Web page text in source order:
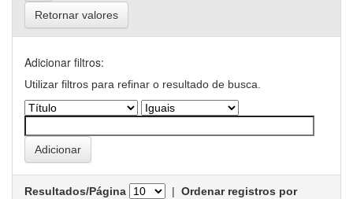
Retornar valores
Adicionar filtros:
Utilizar filtros para refinar o resultado de busca.
Resultados/Página | Ordenar registros por